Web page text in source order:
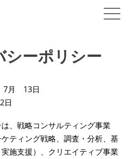
シーポリシー
7月 13日
日
、戦略コンサルティング事業
ケティング戦略、調査・分析、基
施支援）、クリエイティブ事業